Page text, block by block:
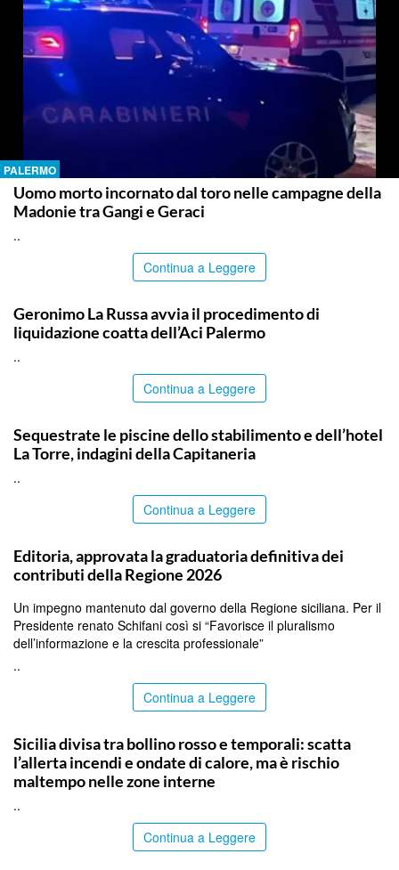
PALERMO
Uomo morto incornato dal toro nelle campagne della
Madonie tra Gangi e Geraci
..
Continua a Leggere
Geronimo La Russa avvia il procedimento di
liquidazione coatta dell’Aci Palermo
..
Continua a Leggere
Sequestrate le piscine dello stabilimento e dell’hotel
La Torre, indagini della Capitaneria
..
Continua a Leggere
Editoria, approvata la graduatoria definitiva dei
contributi della Regione 2026
Un impegno mantenuto dal governo della Regione siciliana. Per il
Presidente renato Schifani così si “Favorisce il pluralismo
dell’informazione e la crescita professionale”
..
Continua a Leggere
Sicilia divisa tra bollino rosso e temporali: scatta
l’allerta incendi e ondate di calore, ma è rischio
maltempo nelle zone interne
..
Continua a Leggere